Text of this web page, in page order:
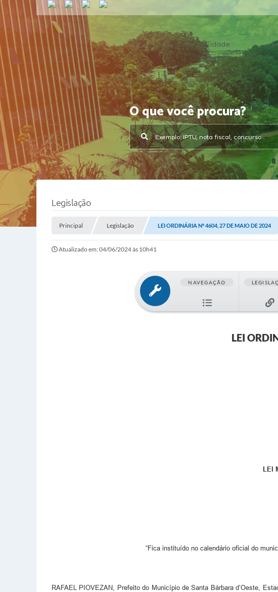
A Cidade
O que você procura?
Legislação
Principal Legislação LEI ORDINÁRIA Nº 4604, 27 DE MAIO DE 2024
Atualizado em: 04/06/2024 às 10h41
NAVEGAÇÃO
LEI
LEI
“Fica instituído no calendário oficial do
RAFAEL PIOVEZAN, Prefeito do Município de Santa Bárbara d’Oeste,